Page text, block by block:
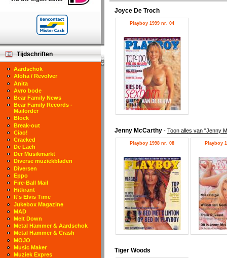
Joyce De Troch
Playboy 1999 nr. 04
Jenny McCarthy - Toon alles van "Jenny
Playboy 1998 nr. 08 Playboy
Tiger Woods
Tijdschriften
Aardschok
Aloha / Revolver
Anita
Avro bode
Bear Family News
Bear Family Records -
Mailorder
Block
Break-out
Ciao!
Cracked
De Lach
Der Musikmarkt
Diverse muziekbladen
Diversen
Eppo
Fire-Ball Mail
Hitkrant
It's Elvis Time
Jukebox Magazine
MAD
Melt Down
Metal Hammer & Aardschok
Metal Hammer & Crash
MOJO
Music Maker
Muziek Expres